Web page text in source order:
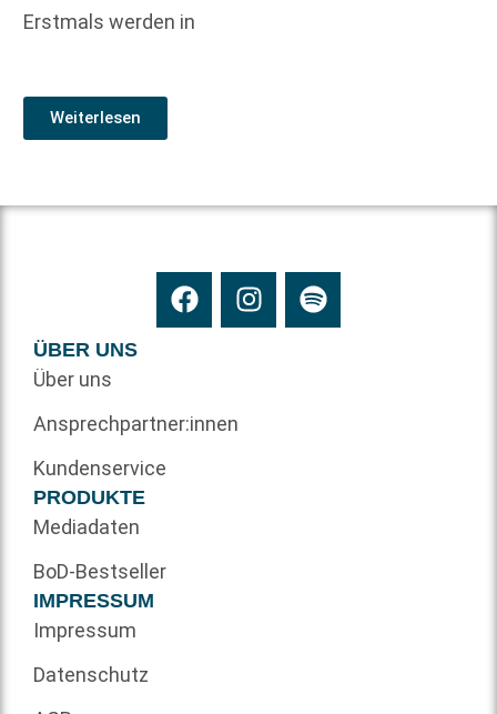
Erstmals werden in
Weiterlesen
ÜBER UNS
Über uns
Ansprechpartner:innen
Kundenservice
PRODUKTE
Mediadaten
BoD-Bestseller
IMPRESSUM
Impressum
Datenschutz